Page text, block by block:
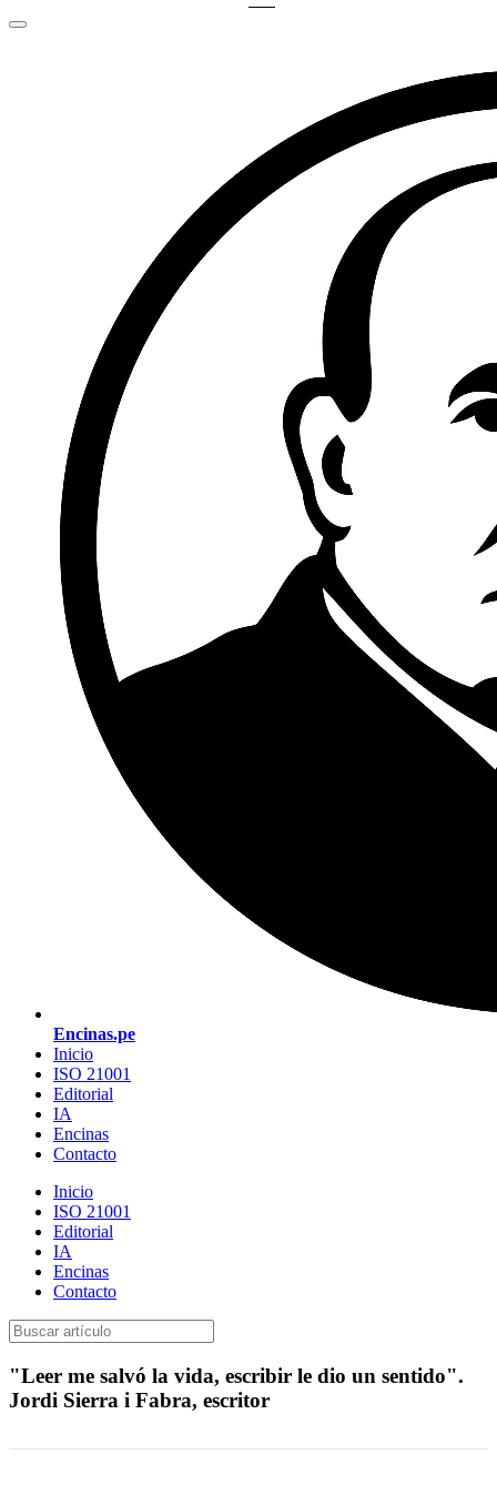
Encinas.pe
Inicio
ISO 21001
Editorial
IA
Encinas
Contacto
Inicio
ISO 21001
Editorial
IA
Encinas
Contacto
"Leer me salvó la vida, escribir le dio un sentido".
Jordi Sierra i Fabra, escritor